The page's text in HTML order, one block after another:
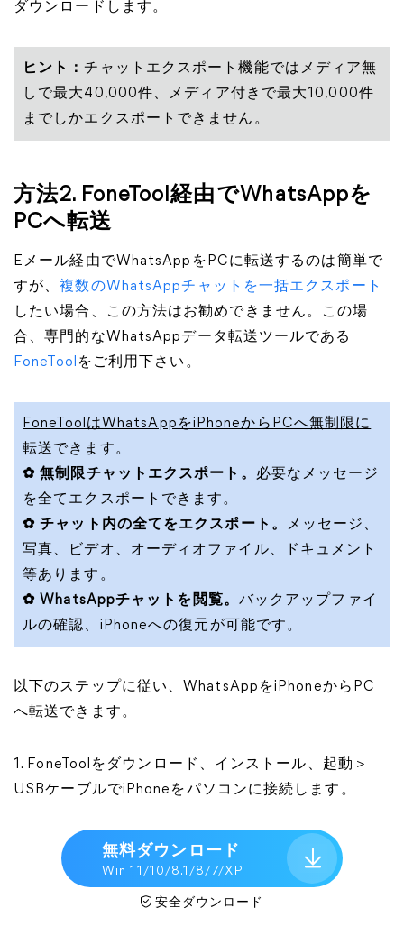
ダウンロードします。
ヒント：チャットエクスポート機能ではメディア無
しで最大40,000件、メディア付きで最大10,000件
までしかエクスポートできません。
方法2. FoneTool経由でWhatsAppを
PCへ転送
Eメール経由でWhatsAppをPCに転送するのは簡単で
すが、複数のWhatsAppチャットを一括エクスポート
したい場合、この方法はお勧めできません。この場
合、専門的なWhatsAppデータ転送ツールである
FoneTool をご利用下さい。
FoneToolはWhatsAppをiPhoneからPCへ無制限に
転送できます。
✿ 無制限チャットエクスポート。 必要なメッセージ
を全てエクスポートできます。
✿ チャット内の全てをエクスポート。
メッセージ、
写真、ビデオ、オーディオファイル、ドキュメント
等あります。
✿ WhatsAppチャットを閲覧。 バックアップファイ
ルの確認、iPhoneへの復元が可能です。
以下のステップに従い、WhatsAppをiPhoneからPC
へ転送できます。
1. FoneToolをダウンロード、インストール、起動＞
USBケーブルでiPhoneをパソコンに接続します。
無料ダウンロード
Win 11/10/8.1/8/7/XP
安全ダウンロード